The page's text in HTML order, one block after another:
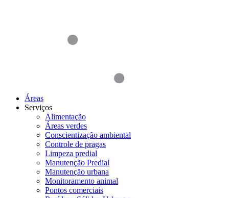
Áreas
Serviços
Alimentação
Áreas verdes
Conscientização ambiental
Controle de pragas
Limpeza predial
Manutenção Predial
Manutenção urbana
Monitoramento animal
Pontos comerciais